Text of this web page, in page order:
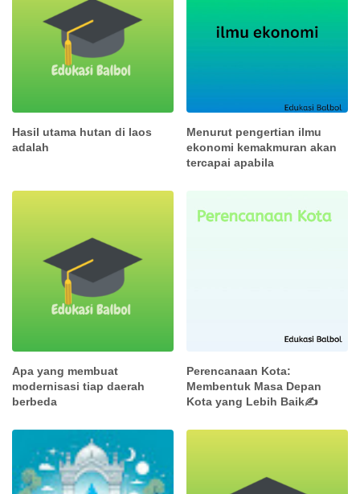
Hasil utama hutan di laos
adalah
Menurut pengertian ilmu
ekonomi kemakmuran akan
tercapai apabila
Apa yang membuat
modernisasi tiap daerah
berbeda
Perencanaan Kota:
Membentuk Masa Depan
Kota yang Lebih Baik✍️